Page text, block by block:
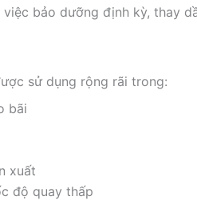
bảo dưỡng định kỳ, thay
sử dụng rộng rãi trong:
bãi
xuất
độ quay thấp